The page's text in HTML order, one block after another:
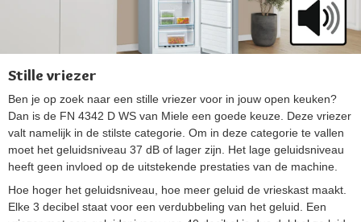
Stille vriezer
Ben je op zoek naar een stille vriezer voor in jouw open keuken?
Dan is de FN 4342 D WS van Miele een goede keuze. Deze vriezer
valt namelijk in de stilste categorie. Om in deze categorie te vallen
moet het geluidsniveau 37 dB of lager zijn. Het lage geluidsniveau
heeft geen invloed op de uitstekende prestaties van de machine.
Hoe hoger het geluidsniveau, hoe meer geluid de vrieskast maakt.
Elke 3 decibel staat voor een verdubbeling van het geluid. Een